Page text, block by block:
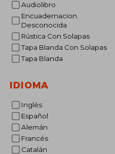
Audiolibro
Encuadernacion
Desconocida
Rústica Con Solapas
Tapa Blanda Con Solapas
Tapa Blanda
IDIOMA
Inglés
Español
Alemán
Francés
Catalán